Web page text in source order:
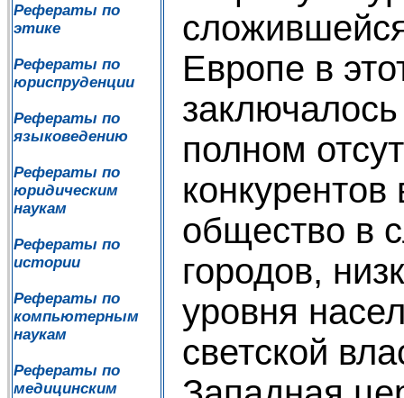
Рефераты по
этике
Рефераты по
юриспруденции
Рефераты по
языковедению
Рефераты по
юридическим
наукам
Рефераты по
истории
Рефераты по
компьютерным
наукам
Рефераты по
медицинским
Европе в
полном
общество в
городов,
уровня
светской